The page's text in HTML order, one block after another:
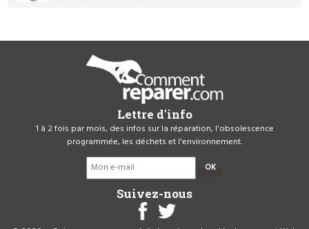
Lettre d'info
1 à 2 fois par mois, des infos sur la réparation, l'obsolescence
programmée, les déchets et l'environnement.
OK
Suivez-nous